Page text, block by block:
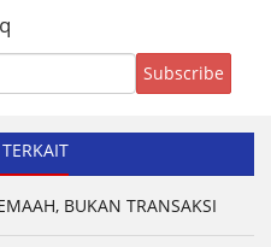
BUKAN TRANSAKSI